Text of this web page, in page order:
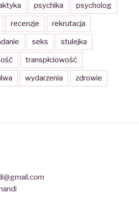
psychika psycholog
recenzje rekrutacja
seks stulejka
transpłciowość
wydarzenia zdrowie